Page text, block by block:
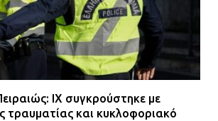
ΙΧ συγκρούστηκε με
τραυματίας και κυκλοφοριακό